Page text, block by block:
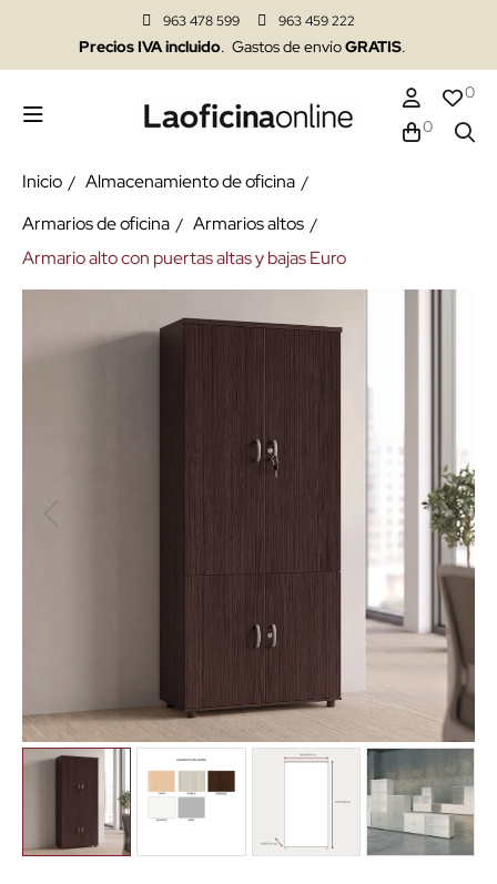
963 478 599 963 459 222
Precios IVA incluido. Gastos de envíoGRATIS.
0
0
Inicio
Almacenamiento de oficina
Armarios de oficina
Armarios altos
Armario alto con puertas altas y bajas Euro